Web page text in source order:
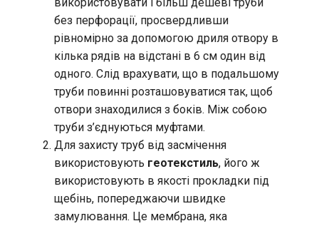
без перфорації, просвердливши
рівномірно за допомогою дриля отвору в
кілька рядів на відстані в 6 см один від
одного. Слід врахувати, що в подальшому
труби повинні розташовуватися так, щоб
отвори знаходилися з боків. Між собою
труби з’єднуються муфтами.
Для захисту труб від засмічення
використовують геотекстиль, його ж
використовують в якості прокладки під
щебінь, попереджаючи швидке
замулювання. Це мембрана, яка